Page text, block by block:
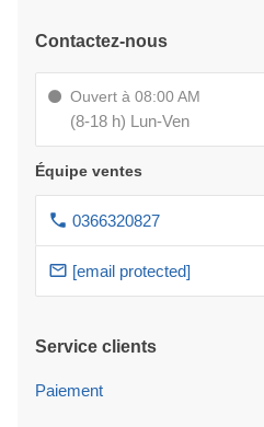
Contactez-nous
Ouvert à 08:00 AM
(8-18 h) Lun-Ven
Équipe ventes
0366320827
[email protected]
Service clients
Paiement